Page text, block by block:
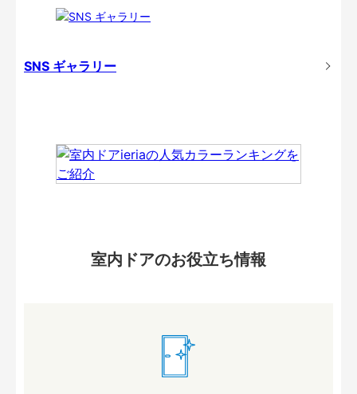
SNS ギャラリー
室内ドアのお役立ち情報